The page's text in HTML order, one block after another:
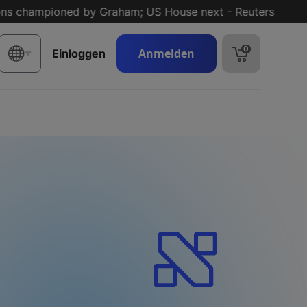
by Graham; US House next - Reuters
Einloggen Anmelden 0